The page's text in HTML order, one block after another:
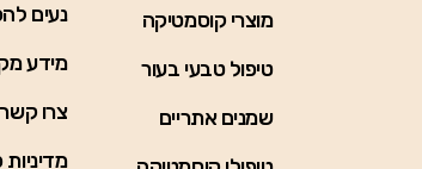
מוצרי קוסמטיקה
טיפול טבעי בעור
שמנים אתריים
נעים
מידע
צרו קשר
מדיניות